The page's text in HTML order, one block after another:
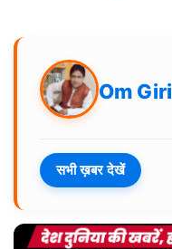
Om Giri
सभी ख़बर देखें